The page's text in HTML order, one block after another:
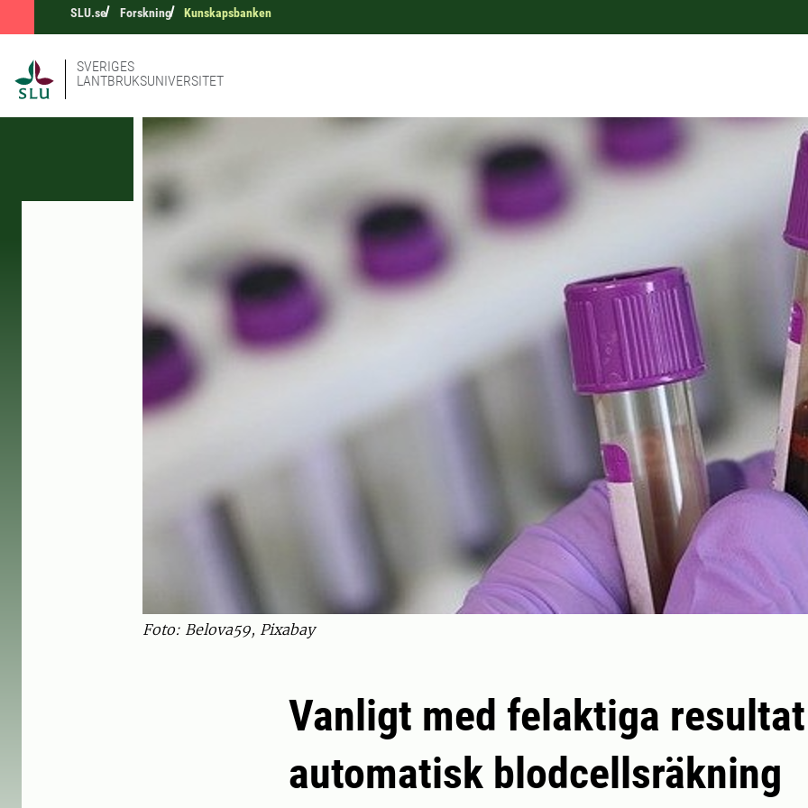
SLU.se Forskning Kunskapsbanken
SVERIGES
LANTBRUKSUNIVERSITET
Foto: Belova59, Pixabay
Vanligt med felaktiga
automatisk blodcellsräkning